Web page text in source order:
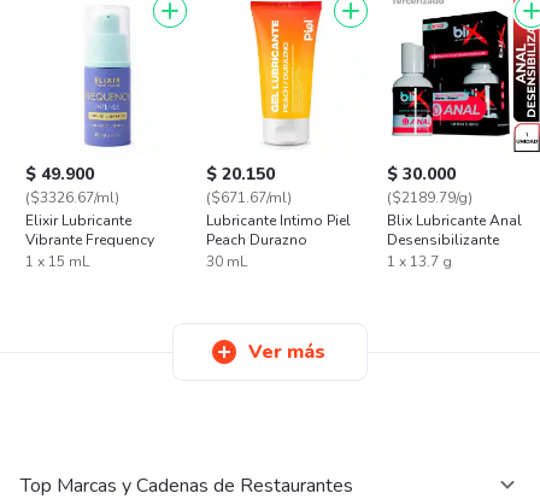
$ 49.900
($3326.67/ml)
Elixir Lubricante
Vibrante Frequency
1 x 15 mL
$ 20.150
($671.67/ml)
Lubricante Intimo Piel
Peach Durazno
30 mL
$ 30.000
($2189.79/g)
Blix Lubricante Anal
Desensibilizante
1 x 13.7 g
Ver más
Top Marcas y Cadenas de Restaurantes